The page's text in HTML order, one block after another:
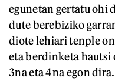
egunetan gertatu ohi
dute berebiziko
diote lehiari tenple
eta berdinketa
3na eta 4na egon